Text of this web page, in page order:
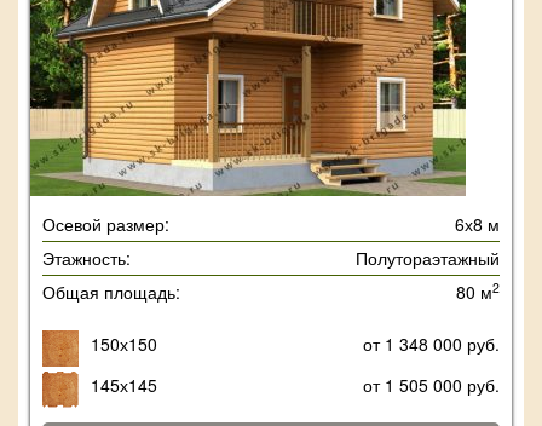
Осевой размер:
6х8 м
Этажность:
Полутораэтажный
Общая площадь:
80 м2
150х150
от 1 348 000 руб.
145х145
от 1 505 000 руб.